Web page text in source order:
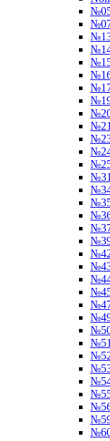
№31
№39
№42
№49
№59